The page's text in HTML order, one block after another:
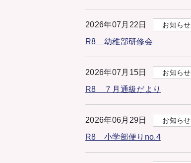
2026年07月22日 お知らせ
R8 幼稚部研修会
2026年07月15日 お知らせ
R8 ７月通級だより
2026年06月29日 お知らせ
R8 小学部便りno.4